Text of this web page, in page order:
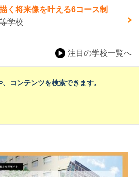
く将来像を叶える6コース制
学校
注目の学校一覧へ
コンテンツを検索できます。